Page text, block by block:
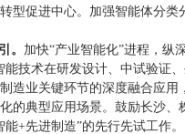
型促进中心。加强智能体分类
。 加快“产业智能化”进程，纵
能技术在研发设计、中试验证
造业关键环节的深度融合应用
的典型应用场景。鼓励长沙、
能+先进制造”的先行先试工作。